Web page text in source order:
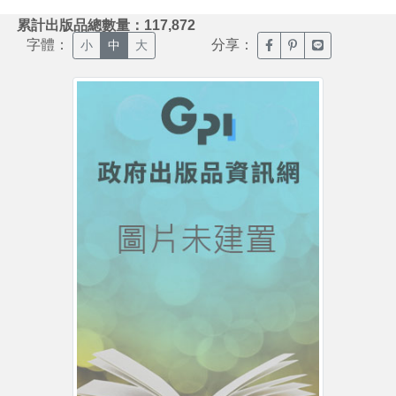
累計出版品總數量：117,872
字體： 小 中 大 分享： 臉書分享(另開新視窗)
噗浪分享(另開新
Line分享(另